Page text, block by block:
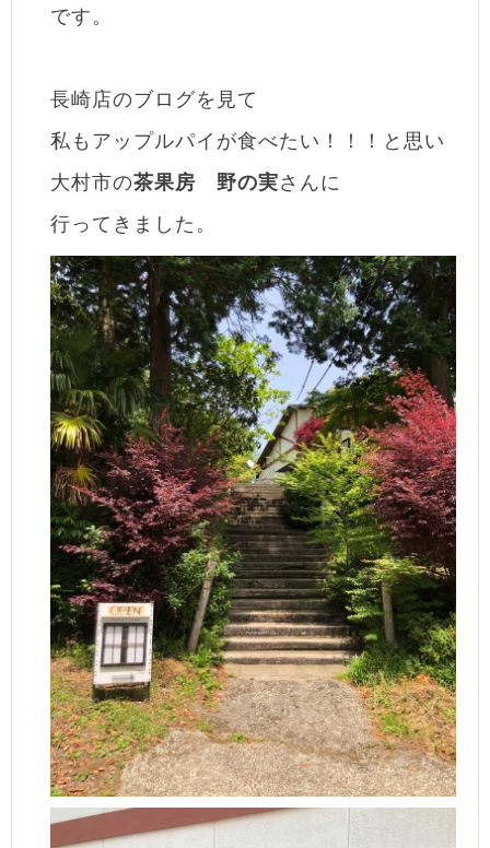
です。
長崎店のブログを見て
私もアップルパイが食べたい！！！と思い
大村市の茶果房 野の実さんに
行ってきました。